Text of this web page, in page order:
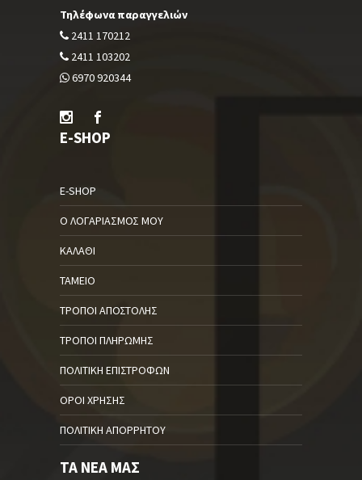
Τηλέφωνα παραγγελιών
2411 170212
2411 103202
6970 920344
E-SHOP
E-SHOP
Ο ΛΟΓΑΡΙΑΣΜΌΣ ΜΟΥ
ΚΑΛΆΘΙ
ΤΑΜΕΊΟ
ΤΡΌΠΟΙ ΑΠΟΣΤΟΛΉΣ
ΤΡΌΠΟΙ ΠΛΗΡΩΜΉΣ
ΠΟΛΙΤΙΚΉ ΕΠΙΣΤΡΟΦΏΝ
ΌΡΟΙ ΧΡΉΣΗΣ
ΠΟΛΙΤΙΚΉ ΑΠΟΡΡΉΤΟΥ
ΤΑ ΝΈΑ ΜΑΣ